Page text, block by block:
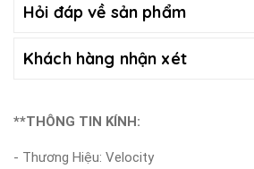
Hỏi đáp về sản phẩm
Khách hàng nhận xét
**THÔNG TIN KÍNH:
- Thương Hiệu: Velocity